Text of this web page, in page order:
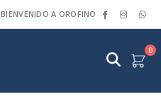
BIENVENIDO A OROFINO
0